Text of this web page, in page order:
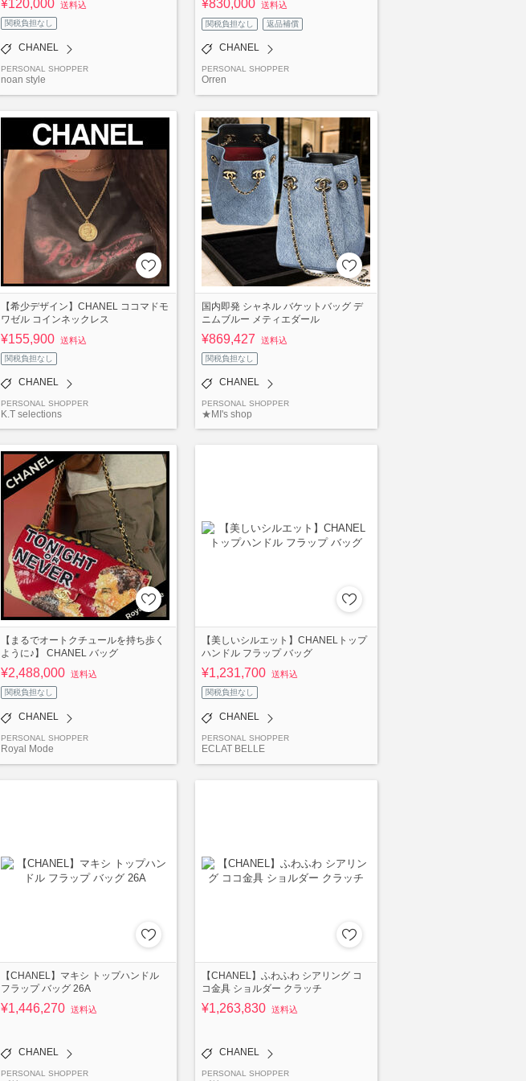
¥120,000 送料込
関税負担なし
CHANEL
PERSONAL SHOPPER
noan style
¥830,000 送料込
関税負担なし 返品補償
CHANEL
PERSONAL SHOPPER
Orren
【希少デザイン】CHANEL ココマドモ
ワゼル コインネックレス
¥155,900 送料込
関税負担なし
CHANEL
PERSONAL SHOPPER
K.T selections
国内即発 シャネル バケットバッグ デ
ニムブルー メティエダール
¥869,427 送料込
関税負担なし
CHANEL
PERSONAL SHOPPER
★MI's shop
【まるでオートクチュールを持ち歩く
ように♪】 CHANEL バッグ
¥2,488,000 送料込
関税負担なし
CHANEL
PERSONAL SHOPPER
Royal Mode
【美しいシルエット】CHANELトップ
ハンドル フラップ バッグ
¥1,231,700 送料込
関税負担なし
CHANEL
PERSONAL SHOPPER
ECLAT BELLE
【CHANEL】マキシ トップハンドル
フラップ バッグ 26A
¥1,446,270 送料込
CHANEL
PERSONAL SHOPPER
【CHANEL】ふわふわ シアリング コ
コ金具 ショルダー クラッチ
¥1,263,830 送料込
CHANEL
PERSONAL SHOPPER